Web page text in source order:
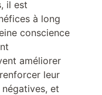
il est
à long
conscience
améliorer
leur
et